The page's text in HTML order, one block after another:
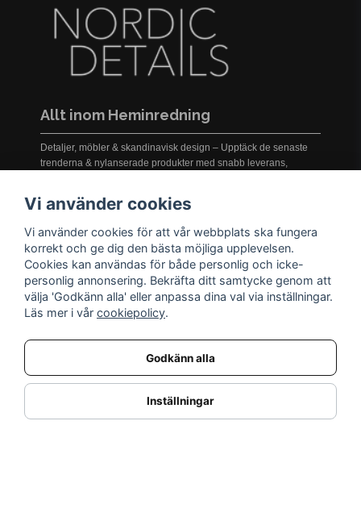
Allt inom Heminredning
Detaljer, möbler & skandinavisk design – Upptäck de senaste
trenderna & nylanserade produkter med snabb leverans,
INFORMATION
Nyheter
Kampanjer
Varumärken
Vi använder cookies
Vi använder cookies för att vår webbplats ska fungera
korrekt och ge dig den bästa möjliga upplevelsen.
Cookies kan användas för både personlig och icke-
personlig annonsering. Bekräfta ditt samtycke genom att
välja 'Godkänn alla' eller anpassa dina val via inställningar.
Läs mer i vår cookiepolicy.
Godkänn alla
Inställningar